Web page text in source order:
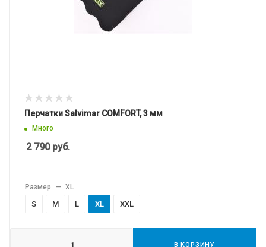
Перчатки Salvimar COMFORT, 3 мм
Много
2 790руб.
В КОРЗИНУ
Размер — XL
S M L XL XXL